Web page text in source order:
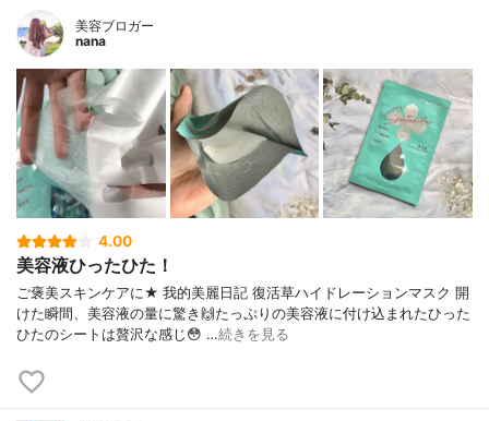
美容ブロガー
nana
4.00
美容液ひったひた！
ご褒美スキンケアに★ 我的美麗日記 復活草ハイドレーションマスク 開
けた瞬間、美容液の量に驚き🙌たっぷりの美容液に付け込まれたひった
ひたのシートは贅沢な感じ😳 …続きを見る